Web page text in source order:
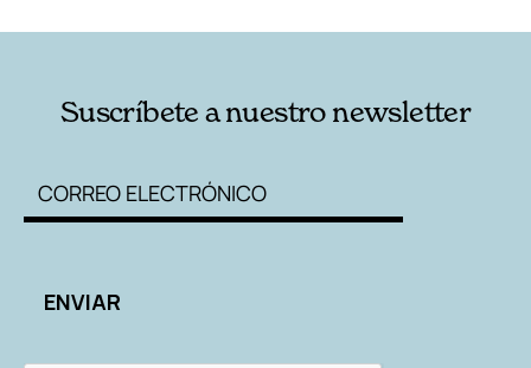
Suscríbete a nuestro newsletter